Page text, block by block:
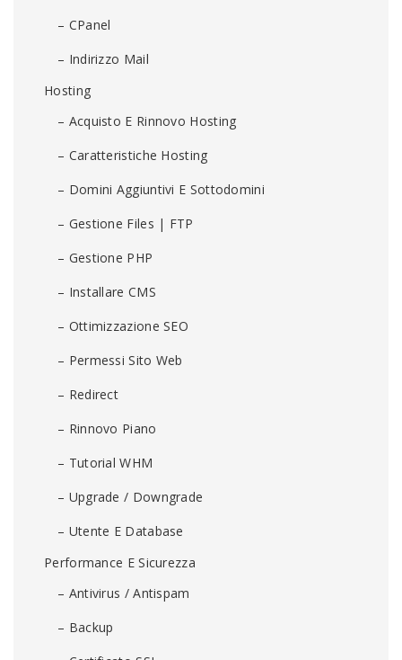
– CPanel
– Indirizzo Mail
Hosting
– Acquisto E Rinnovo Hosting
– Caratteristiche Hosting
– Domini Aggiuntivi E Sottodomini
– Gestione Files | FTP
– Gestione PHP
– Installare CMS
– Ottimizzazione SEO
– Permessi Sito Web
– Redirect
– Rinnovo Piano
– Tutorial WHM
– Upgrade / Downgrade
– Utente E Database
Performance E Sicurezza
– Antivirus / Antispam
– Backup